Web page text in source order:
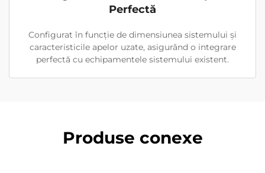
Perfectă
Configurat în funcție de dimensiunea sistemului și
caracteristicile apelor uzate, asigurând o integrare
perfectă cu echipamentele sistemului existent.
Produse conexe